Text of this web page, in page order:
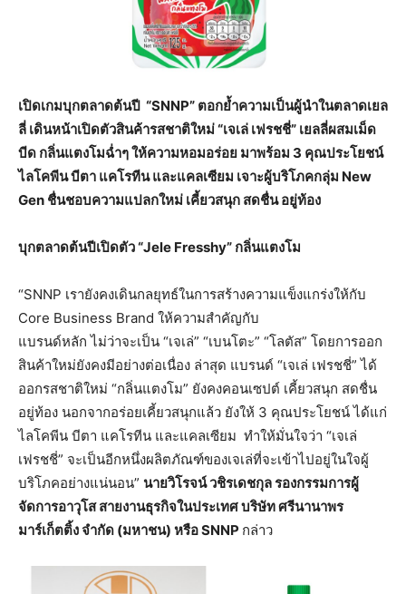
เปิดเกมบุกตลาดต้นปี “SNNP” ตอกย้ำความเป็นผู้นำในตลาดเยล
ลี่ เดินหน้าเปิดตัวสินค้ารสชาติใหม่ “เจเล่ เฟรชชี่” เยลลี่ผสมเม็ด
บีด กลิ่นแตงโมฉ่ำๆ ให้ความหอมอร่อย มาพร้อม 3 คุณประโยชน์
ไลโคพีน บีตา แคโรทีน และแคลเซียม เจาะผู้บริโภคกลุ่ม New
Gen ชื่นชอบความแปลกใหม่ เคี้ยวสนุก สดชื่น อยู่ท้อง
บุกตลาดต้นปีเปิดตัว “Jele Fresshy” กลิ่นแตงโม
“SNNP เรายังคงเดินกลยุทธ์ในการสร้างความแข็งแกร่งให้กับ
Core Business Brand ให้ความสำคัญกับ
แบรนด์หลัก ไม่ว่าจะเป็น “เจเล่” “เบนโตะ” “โลตัส” โดยการออก
สินค้าใหม่ยังคงมีอย่างต่อเนื่อง ล่าสุด แบรนด์ “เจเล่ เฟรชชี่” ได้
ออกรสชาติใหม่ “กลิ่นแตงโม” ยังคงคอนเซปต์ เคี้ยวสนุก สดชื่น
อยู่ท้อง นอกจากอร่อยเคี้ยวสนุกแล้ว ยังให้ 3 คุณประโยชน์ ได้แก่
ไลโคพีน บีตา แคโรทีน และแคลเซียม ทำให้มั่นใจว่า “เจเล่
เฟรชชี่” จะเป็นอีกหนึ่งผลิตภัณฑ์ของเจเล่ที่จะเข้าไปอยู่ในใจผู้
บริโภคอย่างแน่นอน” นายวิโรจน์ วชิรเดชกุล รองกรรมการผู้
จัดการอาวุโส สายงานธุรกิจในประเทศ บริษัท ศรีนานาพร
มาร์เก็ตติ้ง จำกัด (มหาชน) หรือSNNP กล่าว